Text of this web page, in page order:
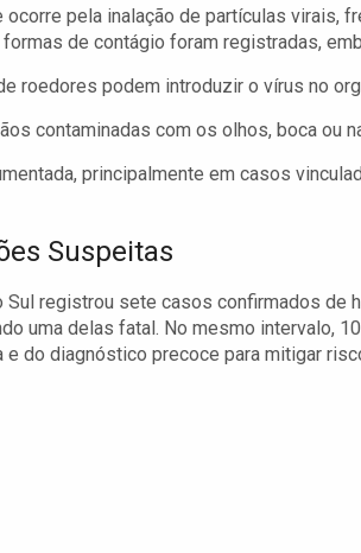
pela inalação de partículas virais,
de contágio foram registradas,
roedores podem introduzir o vírus no
contaminadas com os olhos, boca ou
principalmente em casos
Suspeitas
registrou sete casos confirmados de
uma delas fatal. No mesmo intervalo,
do diagnóstico precoce para mitigar